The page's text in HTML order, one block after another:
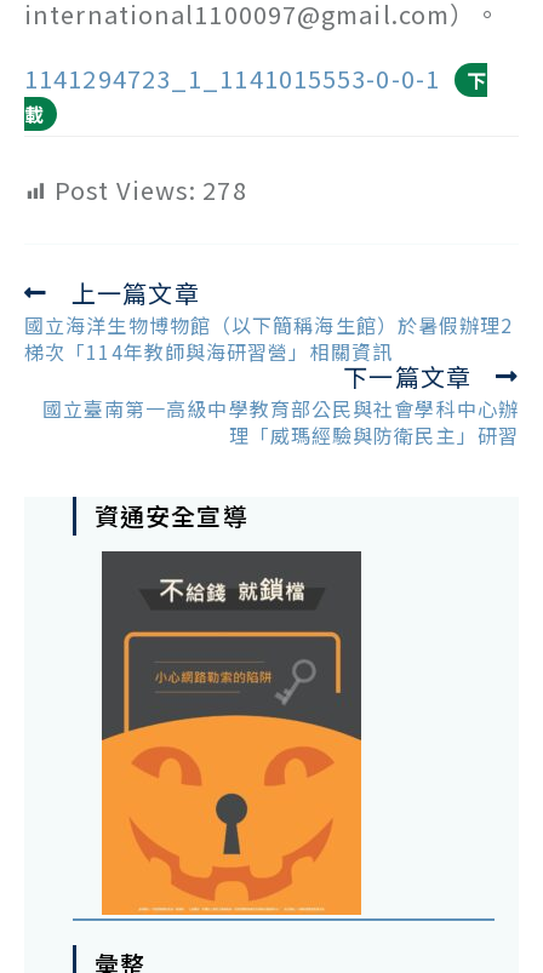
international1100097@gmail.com）。
1141294723_1_1141015553-0-0-1
下
載
Post Views: 278
Read
more
articles
上一篇文章
國立海洋生物博物館（以下簡稱海生館）於暑假辦理2
梯次「114年教師與海研習營」相關資訊
下一篇文章
國立臺南第一高級中學教育部公民與社會學科中心辦
理「威瑪經驗與防衛民主」研習
資通安全宣導
彙整